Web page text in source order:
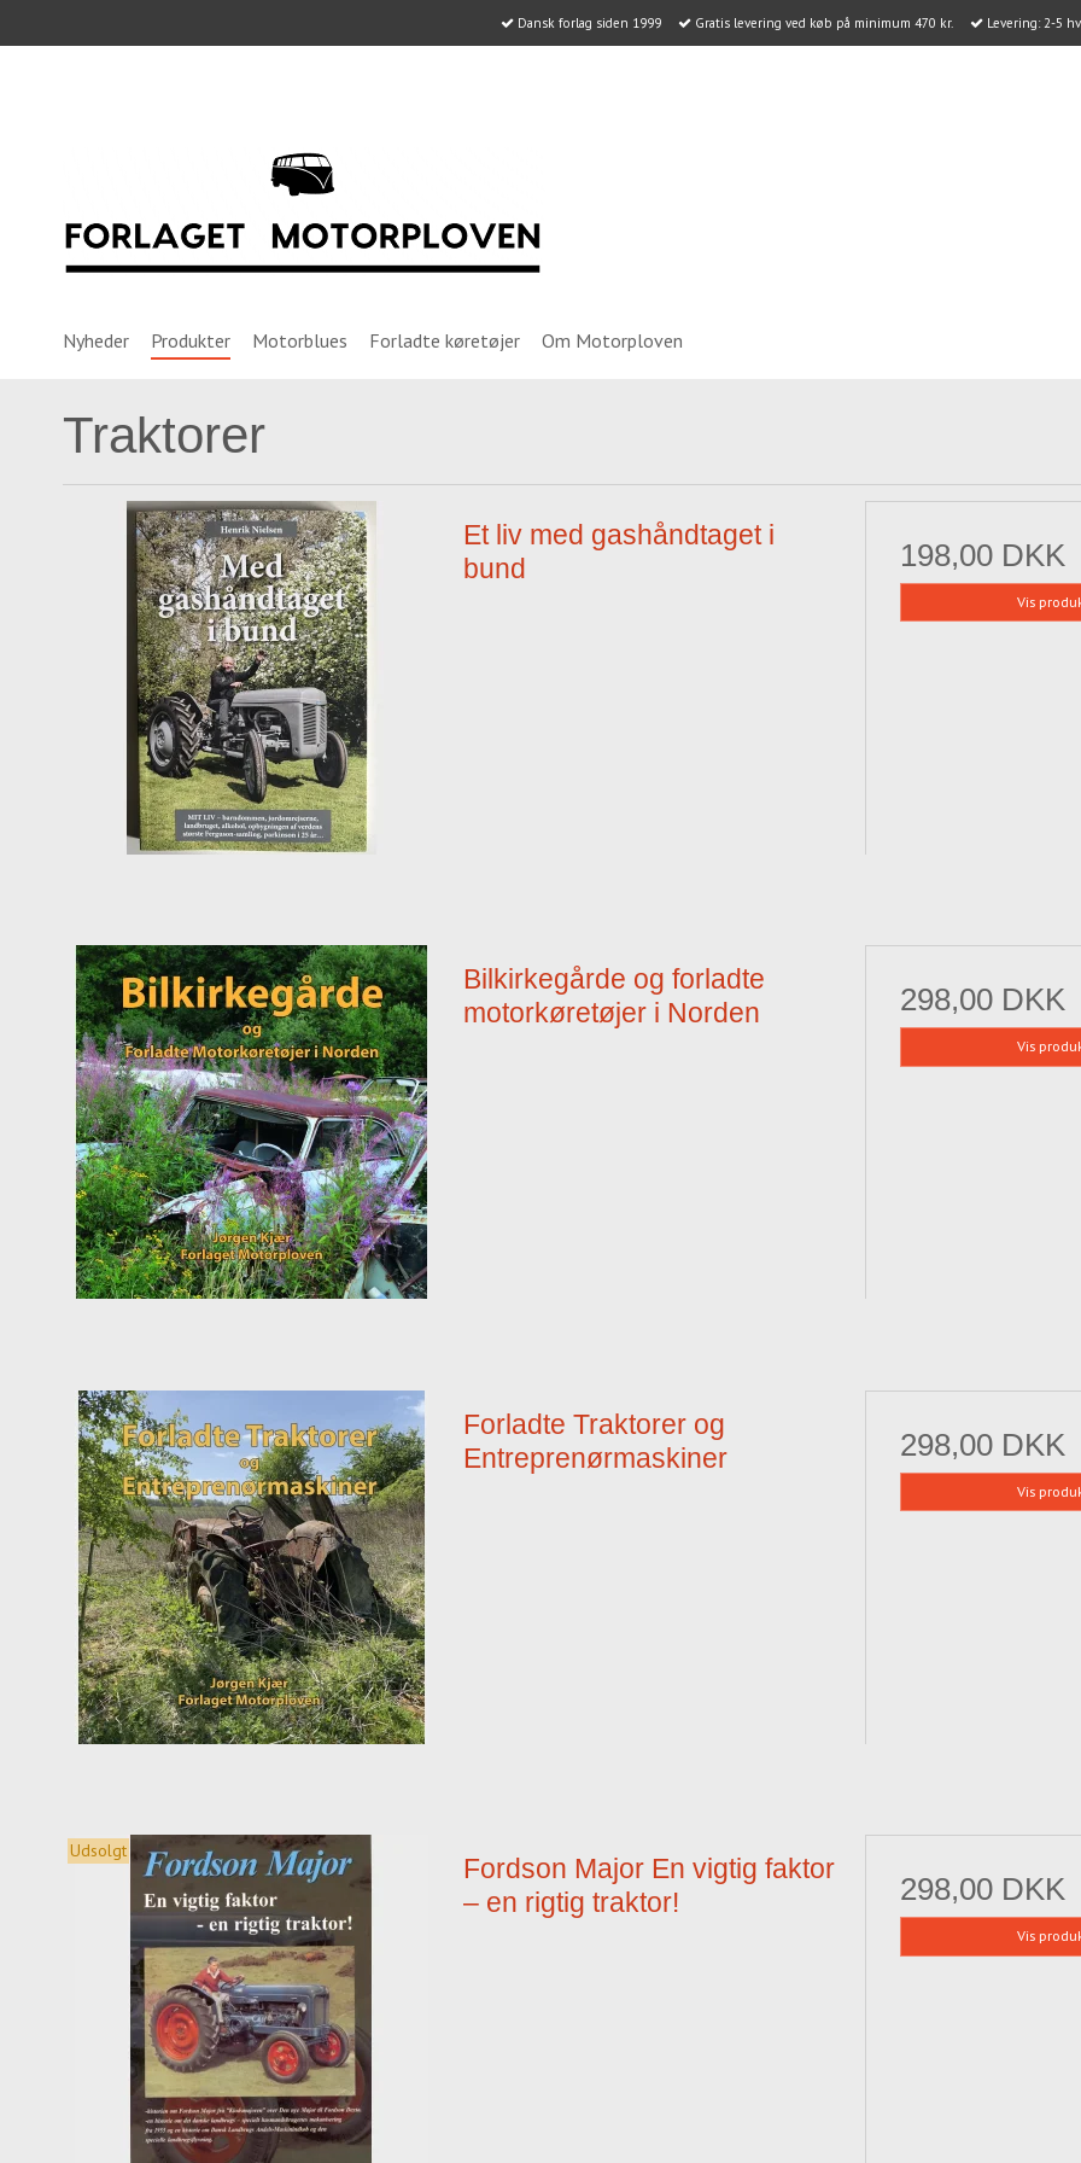
Dansk forlag siden 1999 Gratis levering ved køb på minimum 470 kr. Levering: 2-5
Nyheder Produkter Motorblues Forladte køretøjer Om Motorploven
Traktorer
Et liv med gashåndtaget i
bund
198,00 DKK
Vis
Bilkirkegårde og forladte
motorkøretøjer i Norden
298,00 DKK
Vis
Forladte Traktorer og
Entreprenørmaskiner
298,00 DKK
Vis
Udsolgt
Fordson Major En vigtig faktor
– en rigtig traktor!
298,00 DKK
Vis